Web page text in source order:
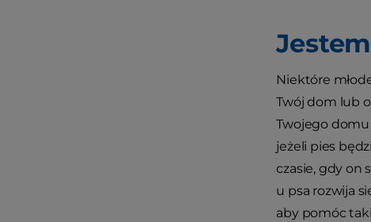
Niektóre
Twój dom lub
Twojego
jeżeli pies
czasie, gdy on
u psa rozwija
aby pomóc